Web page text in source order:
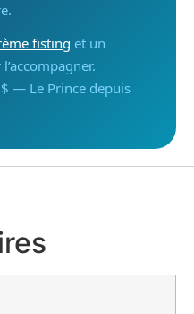
fisting et un
— Le Prince depuis